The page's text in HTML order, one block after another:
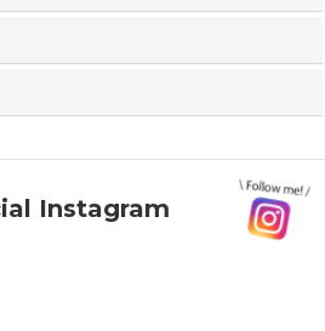
Instagram